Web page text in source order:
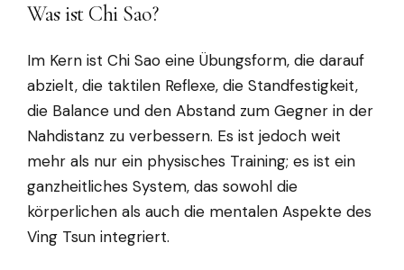
Was ist Chi Sao?
Im Kern ist Chi Sao eine Übungsform, die darauf
abzielt, die taktilen Reflexe, die Standfestigkeit,
die Balance und den Abstand zum Gegner in der
Nahdistanz zu verbessern. Es ist jedoch weit
mehr als nur ein physisches Training; es ist ein
ganzheitliches System, das sowohl die
körperlichen als auch die mentalen Aspekte des
Ving Tsun integriert.